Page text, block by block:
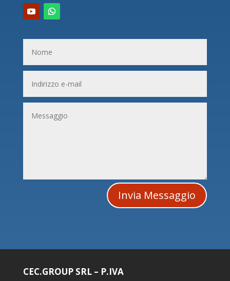
Invia Messaggio
CEC.GROUP SRL – P.IVA